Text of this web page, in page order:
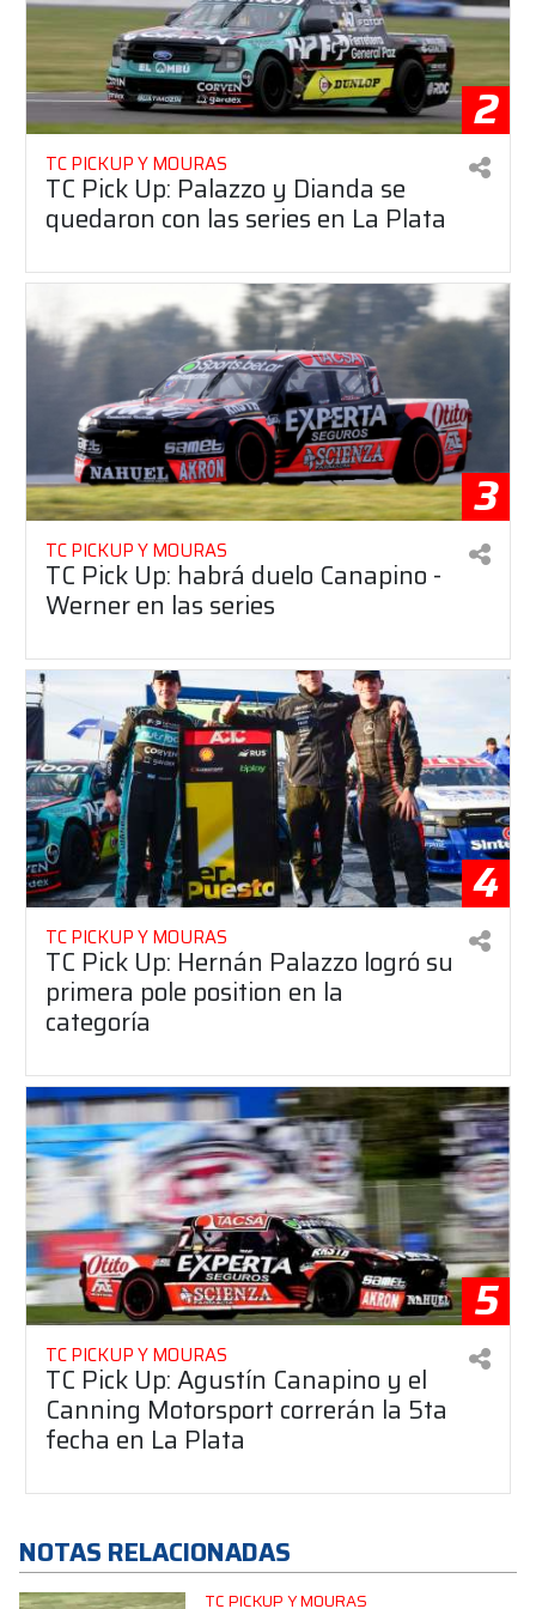
2
TC PICKUP Y MOURAS
TC Pick Up: Palazzo y Dianda se
quedaron con las series en La Plata
3
TC PICKUP Y MOURAS
TC Pick Up: habrá duelo Canapino -
Werner en las series
4
TC PICKUP Y MOURAS
TC Pick Up: Hernán Palazzo logró su
primera pole position en la
categoría
5
TC PICKUP Y MOURAS
TC Pick Up: Agustín Canapino y el
Canning Motorsport correrán la 5ta
fecha en La Plata
NOTAS RELACIONADAS
TC PICKUP Y MOURAS